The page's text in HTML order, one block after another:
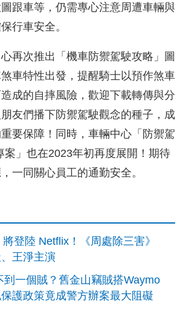
跟車等， 仍需專心注意周遭車輛與
行車安全。
再次推出「機車防禦駕駛攻略」圖
車特性出發， 提醒騎士以預作煞車
成的自摔風險，歡迎下載轉傳與分
友們播下防禦駕駛觀念的種子，成
要保障！同時，車輛中心「防禦駕
案」也在2023年初再度展開！期待
一同關心員工的通勤安全。
將登陸 Netflix！《周處除三害》
王淨主演
到一個賊？舊金山竊賊搭Waymo
護政策竟成警方辦案最大阻礙